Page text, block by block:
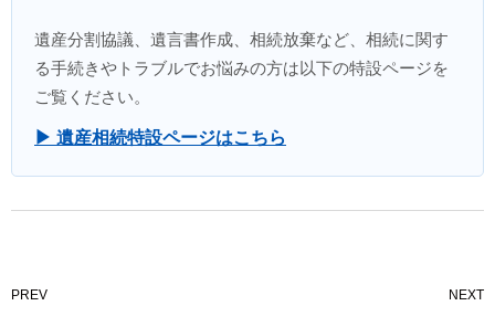
遺産分割協議、遺言書作成、相続放棄など、相続に関す
る手続きやトラブルでお悩みの方は以下の特設ページを
ご覧ください。
▶ 遺産相続特設ページはこちら
PREV NEXT